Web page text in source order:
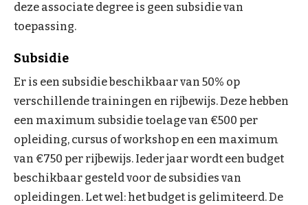
deze associate degree is geen subsidie van
toepassing.
Subsidie
Er is een subsidie beschikbaar van 50% op
verschillende trainingen en rijbewijs. Deze hebben
een maximum subsidie toelage van €500 per
opleiding, cursus of workshop en een maximum
van €750 per rijbewijs. Ieder jaar wordt een budget
beschikbaar gesteld voor de subsidies van
opleidingen. Let wel: het budget is gelimiteerd. De